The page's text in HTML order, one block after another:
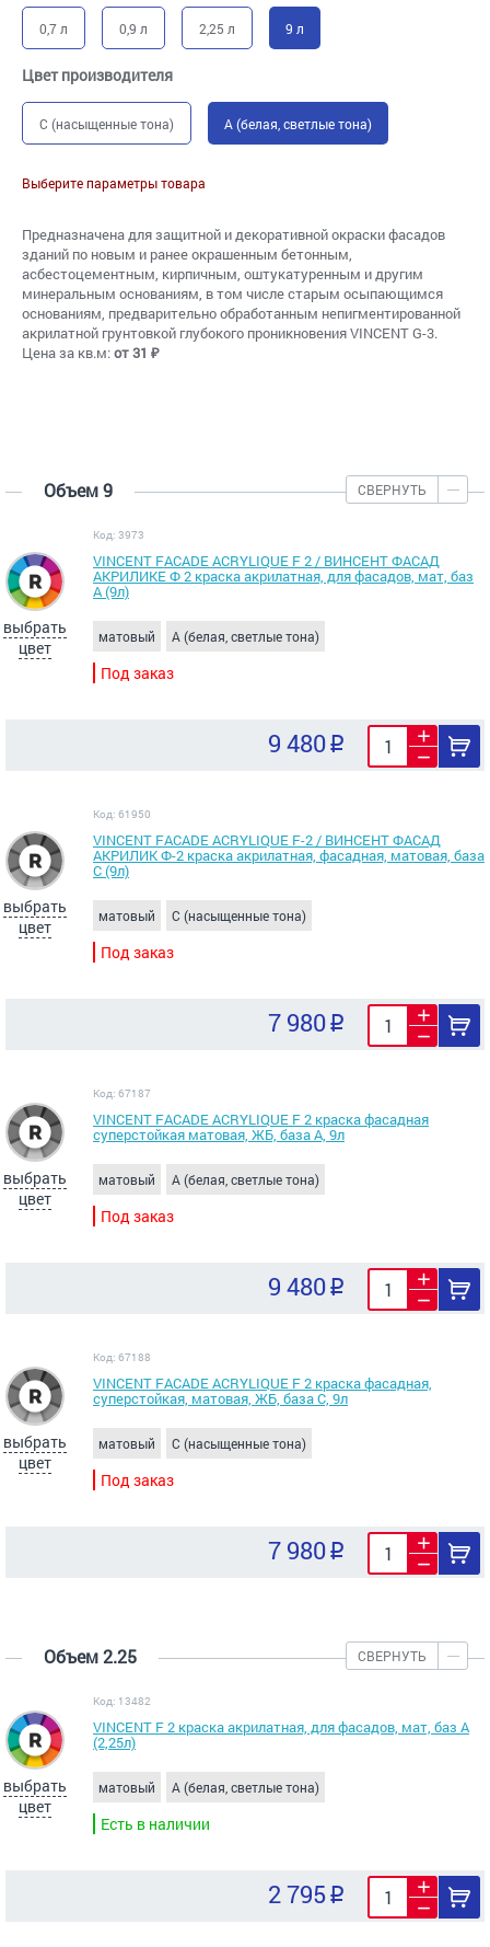
0,7 л 0,9 л 2,25 л 9 л
Цвет производителя
C (насыщенные тона) A (белая, светлые тона)
Выберите параметры товара
Предназначена для защитной и декоративной окраски фасадов
зданий по новым и ранее окрашенным бетонным,
асбестоцементным, кирпичным, оштукатуренным и другим
минеральным основаниям, в том числе старым осыпающимся
основаниям, предварительно обработанным непигментированной
акрилатной грунтовкой глубокого проникновения VINCENT G-3.
Цена за кв.м:от 31 ₽
Объем 9 СВЕРНУТЬ
выбрать
цвет
Код: 3973
VINCENT FACADE ACRYLIQUE F 2 / ВИНСЕНТ ФАСАД
АКРИЛИКЕ Ф 2 краска акрилатная, для фасадов, мат, баз
А (9л)
матовый A (белая, светлые тона)
Под заказ
9 480
выбрать
цвет
Код: 61950
VINCENT FACADE ACRYLIQUE F-2 / ВИНСЕНТ ФАСАД
АКРИЛИК Ф-2 краска акрилатная, фасадная, матовая, база
С (9л)
матовый C (насыщенные тона)
Под заказ
7 980
выбрать
цвет
Код: 67187
VINCENT FACADE ACRYLIQUE F 2 краска фасадная
суперстойкая матовая, ЖБ, база А, 9л
матовый A (белая, светлые тона)
Под заказ
9 480
выбрать
цвет
Код: 67188
VINCENT FACADE ACRYLIQUE F 2 краска фасадная,
суперстойкая, матовая, ЖБ, база С, 9л
матовый C (насыщенные тона)
Под заказ
7 980
Объем 2.25 СВЕРНУТЬ
выбрать
цвет
Код: 13482
VINCENT F 2 краска акрилатная, для фасадов, мат, баз А
(2,25л)
матовый A (белая, светлые тона)
Есть в наличии
2 795